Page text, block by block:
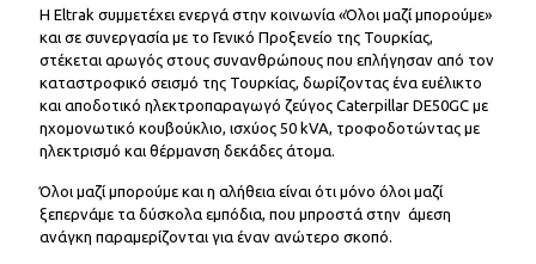
H Eltrak συμμετέχει ενεργά στην κοινωνία «Όλοι μαζί μπορούμε»
και σε συνεργασία με το Γενικό Προξενείο της Τουρκίας,
στέκεται αρωγός στους συνανθρώπους που επλήγησαν από τον
καταστροφικό σεισμό της Τουρκίας, δωρίζοντας ένα ευέλικτο
και αποδοτικό ηλεκτροπαραγωγό ζεύγος Caterpillar DΕ50GC με
ηχομονωτικό κουβούκλιο, ισχύος 50 kVA, τροφοδοτώντας με
ηλεκτρισμό και θέρμανση δεκάδες άτομα.
Όλοι μαζί μπορούμε και η αλήθεια είναι ότι μόνο όλοι μαζί
ξεπερνάμε τα δύσκολα εμπόδια, που μπροστά στην άμεση
ανάγκη παραμερίζονται για έναν ανώτερο σκοπό.